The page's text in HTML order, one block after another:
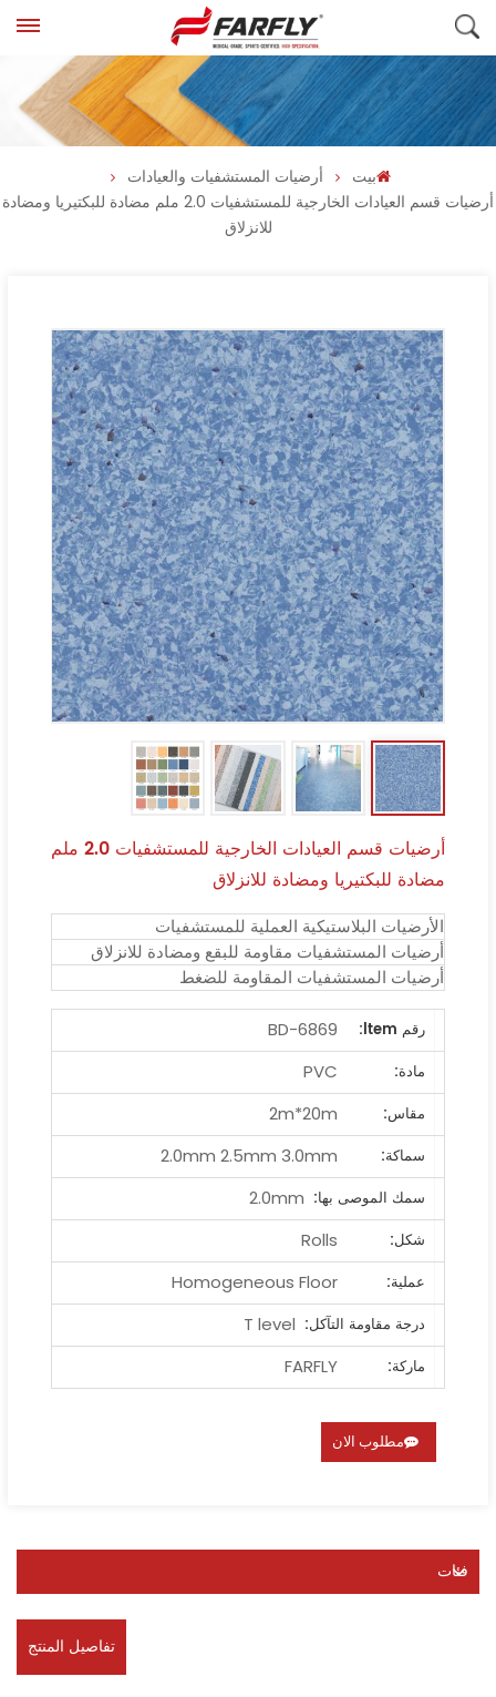
بيت
أرضيات المستشفيات والعيادات
أرضيات قسم العيادات الخارجية للمستشفيات 2.0 ملم مضادة للبكتيريا ومضادة
للانزلاق
أرضيات قسم العيادات الخارجية للمستشفيات 2.0 ملم
مضادة للبكتيريا ومضادة للانزلاق
الأرضيات البلاستيكية العملية للمستشفيات
أرضيات المستشفيات مقاومة للبقع ومضادة للانزلاق
أرضيات المستشفيات المقاومة للضغط
رقم ltem:
BD-6869
مادة:
PVC
مقاس:
2m*20m
سماكة:
2.0mm 2.5mm 3.0mm
سمك الموصى بها: 2.0mm
شكل:
Rolls
عملية:
Homogeneous Floor
درجة مقاومة التآكل: T level
ماركة:
FARFLY
مطلوب الان
فئات
تفاصيل المنتج